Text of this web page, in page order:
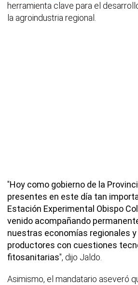
herramienta clave para el
la agroindustria regional.
"Hoy como gobierno de la
presentes en este día tan
Estación Experimental Obispo
venido acompañando
nuestras economías regionales
productores con cuestiones
fitosanitarias", dijo Jaldo.
Asimismo, el mandatario aseveró